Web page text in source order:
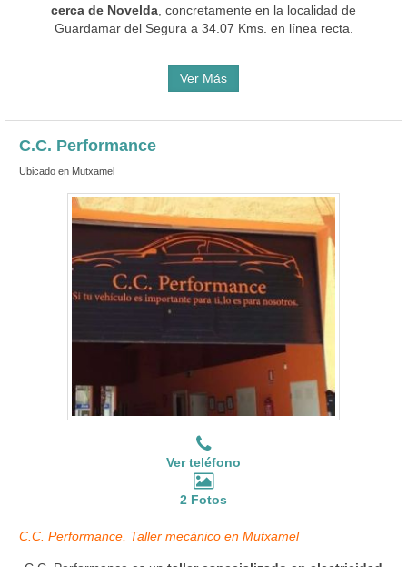
cerca de Novelda , concretamente en la localidad de
Guardamar del Segura a 34.07 Kms. en línea recta.
Ver Más
C.C. Performance
Ubicado en Mutxamel
Ver teléfono
2 Fotos
C.C. Performance, Taller mecánico en Mutxamel